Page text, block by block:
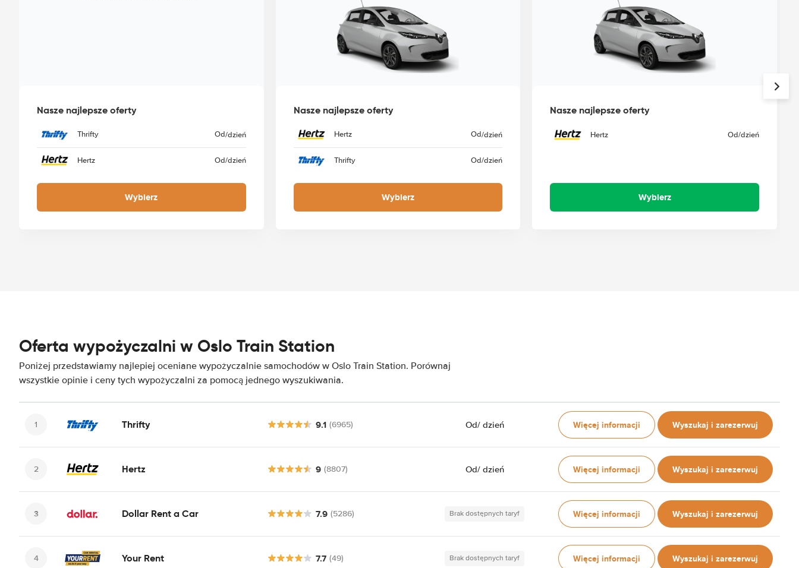
Nasze najlepsze oferty
Thrifty Od/dzień
Hertz Od/dzień
Wybierz
Nasze najlepsze oferty
Hertz Od/dzień
Thrifty Od/dzień
Wybierz
Nasze najlepsze oferty
Hertz Od/dzień
Wybierz
Oferta wypożyczalni w Oslo Train Station
Poniżej przedstawiamy najlepiej oceniane wypożyczalnie samochodów w Oslo Train Station. Porównaj
wszystkie opinie i ceny tych wypożyczalni za pomocą jednego wyszukiwania.
Thrifty 9.1 (6965) Od/ dzień Więcej informacji Wyszukaj i zarezerwuj
Hertz 9 (8807) Od/ dzień Więcej informacji Wyszukaj i zarezerwuj
Dollar Rent a Car 7.9 (5286) Brak dostępnych taryf Więcej informacji Wyszukaj i zarezerwuj
Your Rent 7.7 (49) Brak dostępnych taryf Więcej informacji Wyszukaj i zarezerwuj